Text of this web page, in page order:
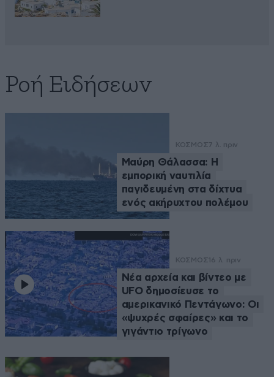
Ροή Ειδήσεων
ΚΟΣΜΟΣ7 λ. πριν
Μαύρη Θάλασσα: Η
εμπορική ναυτιλία
παγιδευμένη στα δίχτυα
ενός ακήρυχτου πολέμου
ΚΟΣΜΟΣ 16 λ. πριν
Νέα αρχεία και βίντεο με
UFO δημοσίευσε το
αμερικανικό Πεντάγωνο: Οι
«ψυχρές σφαίρες» και το
γιγάντιο τρίγωνο